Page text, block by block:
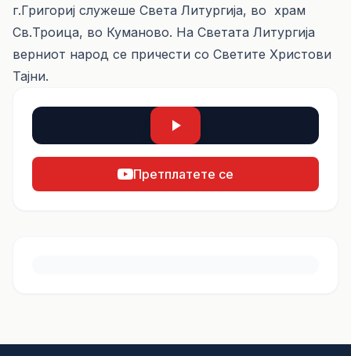
г.Григориј служеше Света Литургија, во храм
Св.Троица, во Куманово. На Светата Литургија
верниот народ се причести со Светите Христови
Тајни.
Претплатете се